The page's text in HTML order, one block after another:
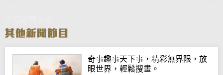
奇事趣事天下事，精彩無界限，放
眼世界，輕鬆搜畫。